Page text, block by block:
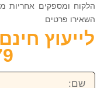
השאירו פרטים
שם: